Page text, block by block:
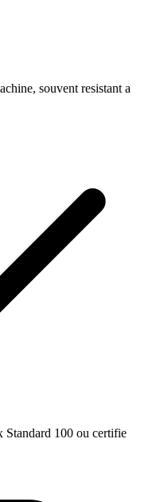
souvent resistant a
Standard 100 ou certifie